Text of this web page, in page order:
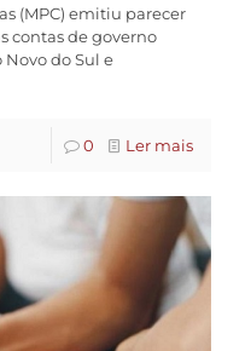
(MPC) emitiu parecer
contas de governo
Novo do Sul e
0 Ler mais